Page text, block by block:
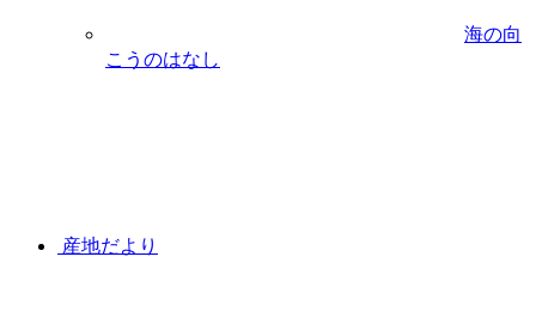
海の向
こうのはなし
産地だより